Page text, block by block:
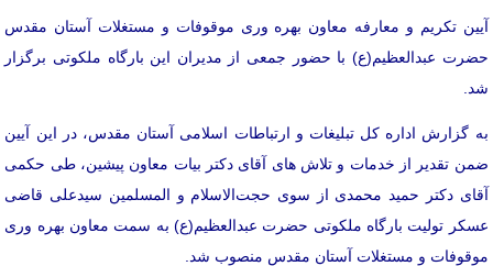
آیین تکریم و معارفه معاون بهره وری موقوفات و مستغلات آستان مقدس
حضرت عبدالعظیم(ع) با حضور جمعی از مدیران این بارگاه ملکوتی برگزار
شد.
به گزارش اداره کل تبلیغات و ارتباطات اسلامی آستان مقدس، در این آیین
ضمن تقدیر از خدمات و تلاش های آقای دکتر بیات معاون پیشین، طی حکمی
آقای دکتر حمید محمدی از سوی حجت‌الاسلام‌ و‌ المسلمین سیدعلی قاضی
عسکر تولیت بارگاه ملکوتی حضرت عبدالعظیم(ع) به سمت معاون بهره وری
موقوفات و مستغلات آستان مقدس منصوب شد.